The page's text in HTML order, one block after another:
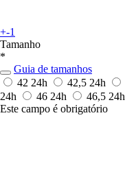
+-1
Tamanho
*
Guia de tamanhos
42 24h 42,5 24h
24h
46 24h 46,5 24h
Este campo é obrigatório